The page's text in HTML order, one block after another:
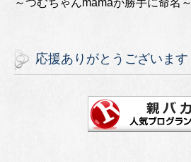
～つむちゃんmamaが勝手に命名～
応援ありがとうございます